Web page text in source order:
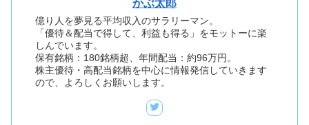
かぶ太郎
億り人を夢見る平均収入のサラリーマン。
「優待＆配当で得して、利益も得る」をモットーに楽
しんでいます。
保有銘柄：180銘柄超、年間配当：約96万円。
株主優待・高配当銘柄を中心に情報発信していきます
ので、よろしくお願いします。